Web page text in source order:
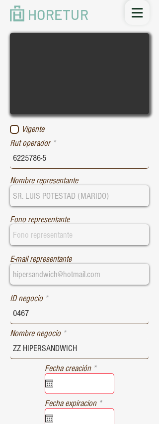
HORETUR
Vigente
Rut operador
Nombre representante
Fono representante
E-mail representante
ID negocio
Nombre negocio
Fecha creación *r
e
u
i
Fecha expiracion *r
e